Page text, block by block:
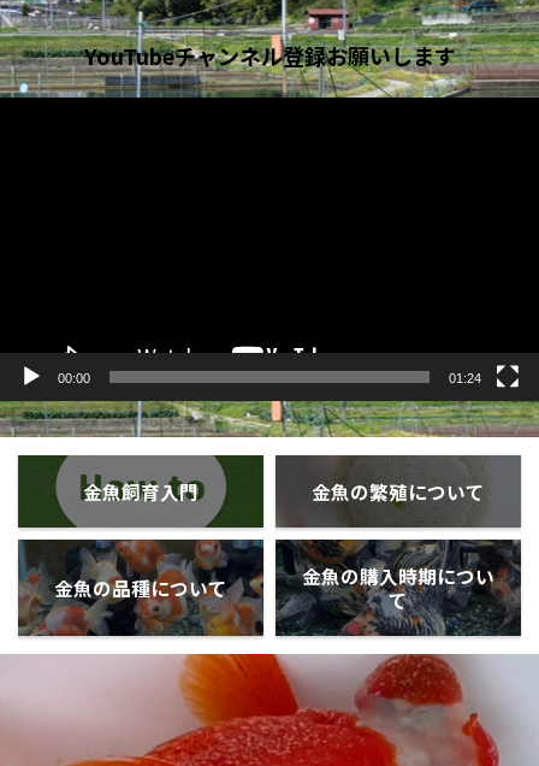
YouTubeチャンネル登録お願いします
00:00 01:24
金魚飼育入門 金魚の繁殖について
金魚の品種について
金魚の購入時期につい
て